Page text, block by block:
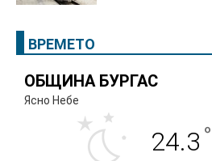
ВРЕМЕТО
ОБЩИНА БУРГАС
Ясно Небе
24.3 °